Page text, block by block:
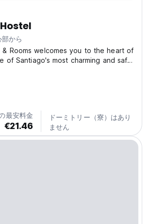
から
& Rooms welcomes you to the heart of
of Santiago's most charming and safe
Our accommodation is located in a
70 years of history, with beautiful
最安料金
€21.46
ドーミトリー（寮）はあり
ません